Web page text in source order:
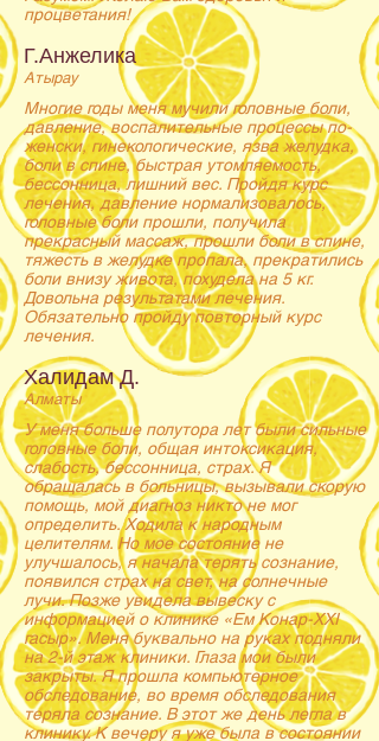
процветания!
Г.Анжелика
Атырау
Многие годы меня мучили головные боли,
давление, воспалительные процессы по-
женски, гинекологические, язва желудка,
боли в спине, быстрая утомляемость,
бессонница, лишний вес. Пройдя курс
лечения, давление нормализовалось,
головные боли прошли, получила
прекрасный массаж, прошли боли в спине,
тяжесть в желудке пропала, прекратились
боли внизу живота, похудела на 5 кг.
Довольна результатами лечения.
Обязательно пройду повторный курс
лечения.
Халидам Д.
Алматы
У меня больше полутора лет были сильные
головные боли, общая интоксикация,
слабость, бессонница, страх. Я
обращалась в больницы, вызывали скорую
помощь, мой диагноз никто не мог
определить. Ходила к народным
целителям. Но мое состояние не
улучшалось, я начала терять сознание,
появился страх на свет, на солнечные
лучи. Позже увидела вывеску с
информацией о клинике «Ем Конар-ХХI
гасыр». Меня буквально на руках подняли
на 2-й этаж клиники. Глаза мои были
закрыты. Я прошла компьютерное
обследование, во время обследования
теряла сознание. В этот же день легла в
клинику. К вечеру я уже была в состоянии